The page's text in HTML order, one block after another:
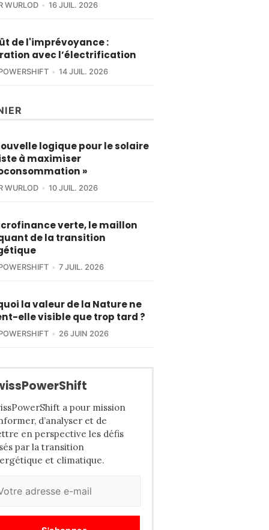
WURLOD 16 JUIL. 2026
de l'imprévoyance :
avec l’électrification
14 JUIL. 2026
logique pour le solaire
à maximiser
»
WURLOD 10 JUIL. 2026
verte, le maillon
de la transition
7 JUIL. 2026
la valeur de la Nature ne
elle visible que trop tard ?
26 JUIN 2026
a pour mission
d’analyser et de
en perspective les défis
par la transition
et climatique.